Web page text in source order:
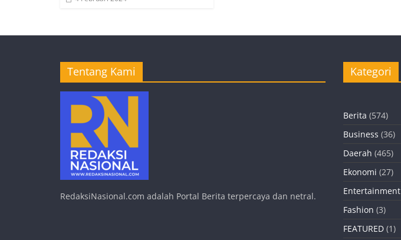
Tentang Kami
RedaksiNasional.com adalah Portal Berita terpercaya dan netral.
Kategori
Berita (574)
Business (36)
Daerah (465)
Ekonomi (27)
Entertainment
Fashion (3)
FEATURED (1)